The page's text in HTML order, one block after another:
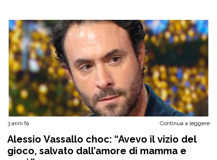
3 anni fa Continua a leggere
Alessio Vassallo choc: “Avevo il vizio del
gioco, salvato dall’amore di mamma e